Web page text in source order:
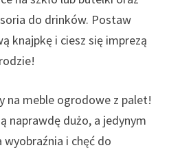
do drinków. Postaw
knajpkę i ciesz się imprezą
na meble ogrodowe z palet!
naprawdę dużo, a jedynym
i chęć do